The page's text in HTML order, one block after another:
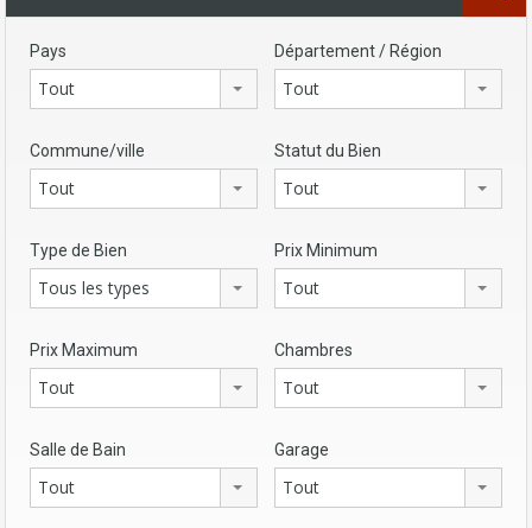
Pays
Tout
Département / Région
Tout
Commune/ville
Tout
Statut du Bien
Tout
Type de Bien
Tous les types
Prix Minimum
Tout
Prix Maximum
Tout
Chambres
Tout
Salle de Bain
Tout
Garage
Tout